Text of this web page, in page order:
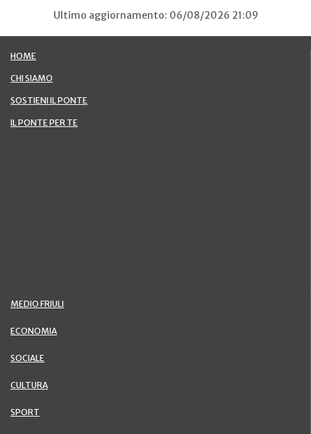
Ultimo aggiornamento: 06/08/2026 21:09
HOME
CHI SIAMO
SOSTIENI IL PONTE
IL PONTE PER TE
MEDIO FRIULI
ECONOMIA
SOCIALE
CULTURA
SPORT